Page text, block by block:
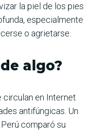
la piel de los pies
especialmente
o agrietarse.
algo?
circulan en Internet
antifúngicas. Un
comparó su